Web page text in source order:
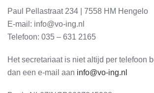
Paul Pellastraat 234 | 7558 HM Hengelo
E-mail: info@vo-ing.nl
Telefoon: 035 – 631 2165
Het secretariaat is niet altijd per telefoon
dan een e-mail aan info@vo-ing.nl